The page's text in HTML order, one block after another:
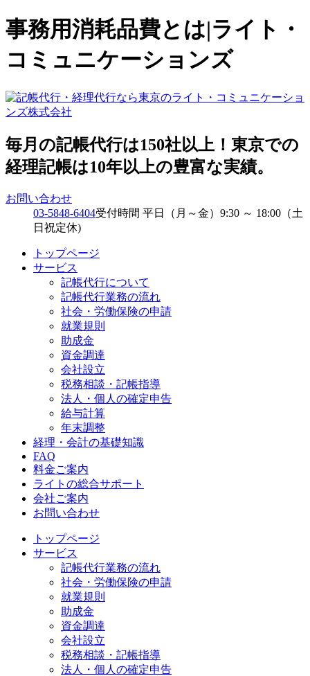
事務用消耗品費とは|ライト・
コミュニケーションズ
毎月の記帳代行は150社以上！東京での
経理記帳は10年以上の豊富な実績。
お問い合わせ
03-5848-6404受付時間 平日（月～金）9:30 ～ 18:00（土
日祝定休)
トップページ
サービス
記帳代行について
記帳代行業務の流れ
社会・労働保険の申請
就業規則
助成金
資金調達
会社設立
税務相談・記帳指導
法人・個人の確定申告
給与計算
年末調整
経理・会計の基礎知識
FAQ
料金ご案内
ライトの総合サポート
会社ご案内
お問い合わせ
トップページ
サービス
記帳代行業務の流れ
社会・労働保険の申請
就業規則
助成金
資金調達
会社設立
税務相談・記帳指導
法人・個人の確定申告